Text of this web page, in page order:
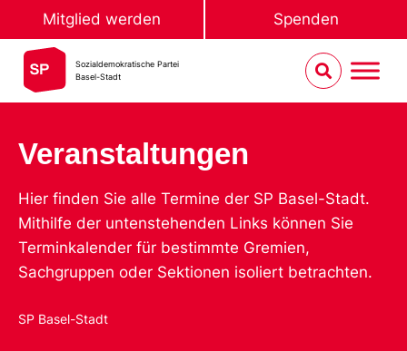
Mitglied werden Spenden
Sozialdemokratische Partei
Basel-Stadt
Veranstaltungen
Hier finden Sie alle Termine der SP Basel-Stadt.
Mithilfe der untenstehenden Links können Sie
Terminkalender für bestimmte Gremien,
Sachgruppen oder Sektionen isoliert betrachten.
SP Basel-Stadt